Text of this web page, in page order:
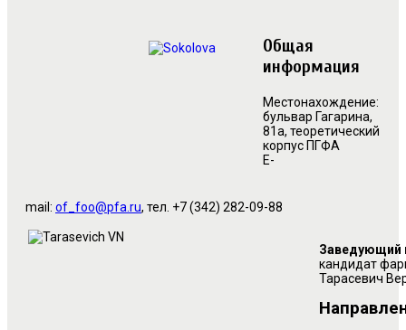
Общая
информация
Местонахождение:
бульвар Гагарина,
81а, теоретический
корпус ПГФА
E-
mail: of_foo@pfa.ru, тел. +7 (342) 282-09-88
Заведующий
кандидат
Тарасевич